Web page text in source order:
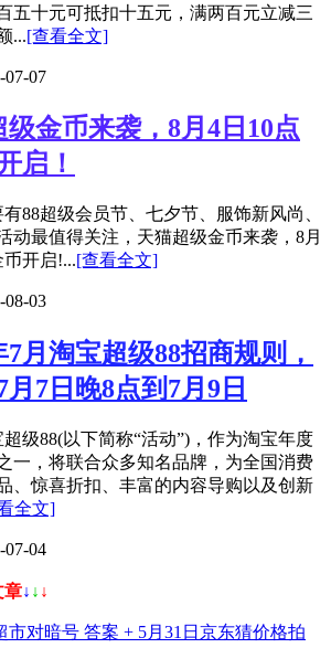
五十元可抵扣十五元，满两百元立减三
...[查看全文]
07
级金币来袭，8月4日10点
启！
88超级会员节、七夕节、服饰新风尚、
动最值得关注，天猫超级金币来袭，8月
开启!...[查看全文]
03
7月淘宝超级88招商规则，
7日晚8点到7月9日
超级88(以下简称“活动”)，作为淘宝年度
一，将联合众多知名品牌，为全国消费
、惊喜折扣、丰富的内容导购以及创新
全文]
04
↓ ↓ ↓
市对暗号 答案 + 5月31日京东猜价格拍